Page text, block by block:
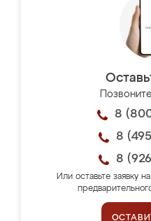
8
8
8
Или оставьте заявку